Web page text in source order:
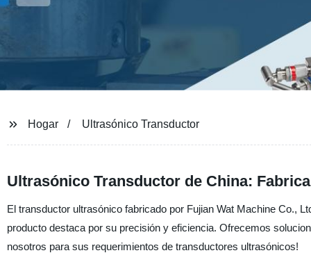
Hogar Ultrasónico Transductor
Ultrasónico Transductor de China:
El transductor ultrasónico fabricado por Fujian Wat Machine Co.,
producto destaca por su precisión y eficiencia. Ofrecemos
nosotros para sus requerimientos de transductores ultrasónicos!